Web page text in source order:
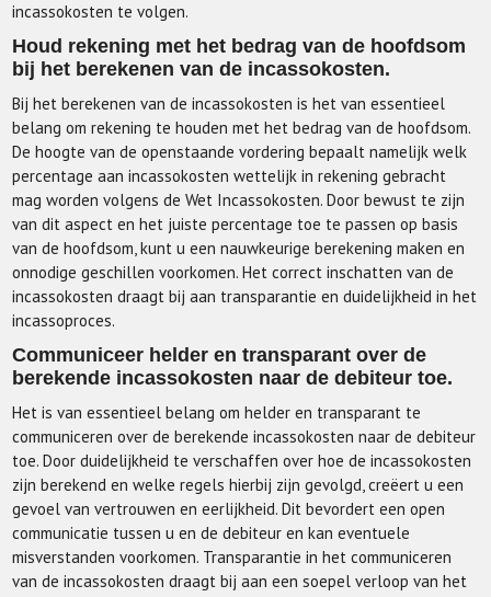
incassokosten te volgen.
Houd rekening met het bedrag van de hoofdsom
bij het berekenen van de incassokosten.
Bij het berekenen van de incassokosten is het van essentieel
belang om rekening te houden met het bedrag van de hoofdsom.
De hoogte van de openstaande vordering bepaalt namelijk welk
percentage aan incassokosten wettelijk in rekening gebracht
mag worden volgens de Wet Incassokosten. Door bewust te zijn
van dit aspect en het juiste percentage toe te passen op basis
van de hoofdsom, kunt u een nauwkeurige berekening maken en
onnodige geschillen voorkomen. Het correct inschatten van de
incassokosten draagt bij aan transparantie en duidelijkheid in het
incassoproces.
Communiceer helder en transparant over de
berekende incassokosten naar de debiteur toe.
Het is van essentieel belang om helder en transparant te
communiceren over de berekende incassokosten naar de debiteur
toe. Door duidelijkheid te verschaffen over hoe de incassokosten
zijn berekend en welke regels hierbij zijn gevolgd, creëert u een
gevoel van vertrouwen en eerlijkheid. Dit bevordert een open
communicatie tussen u en de debiteur en kan eventuele
misverstanden voorkomen. Transparantie in het communiceren
van de incassokosten draagt bij aan een soepel verloop van het